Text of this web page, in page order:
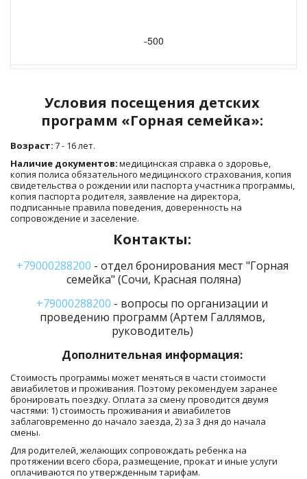
-500
Условия посещения детских
программ «Горная семейка»:
Возраст: 7 - 16 лет.
Наличие документов: медицинская справка о здоровье,
копия полиса обязательного медицинского страхования, копия
свидетельства о рождении или паспорта участника программы,
копия паспорта родителя, заявление на директора,
подписанные правила поведения, доверенность на
сопровождение и заселение.
Контакты:
+79000288200 - отдел бронирования мест "Горная
семейка" (Сочи, Красная поляна)
+79000288200 - вопросы по организации и
проведению программ (Артем Галлямов,
руководитель)
Дополнительная информация:
Стоимость программы может меняться в части стоимости
авиабилетов и проживания. Поэтому рекомендуем заранее
бронировать поездку. Оплата за смену проводится двумя
частями: 1) стоимость проживания и авиабилетов
заблаговременно до начало заезда, 2) за 3 дня до начала
смены.
Для родителей, желающих сопровождать ребенка на
протяжении всего сбора, размещение, прокат и иные услуги
оплачиваются по утвержденным тарифам.